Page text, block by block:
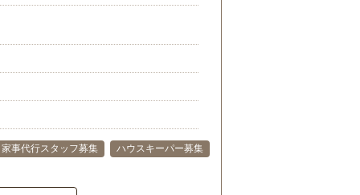
家事代行スタッフ募集
ハウスキーパー募集